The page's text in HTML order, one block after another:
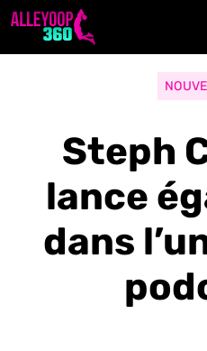
Aller
Steph
lance
dans